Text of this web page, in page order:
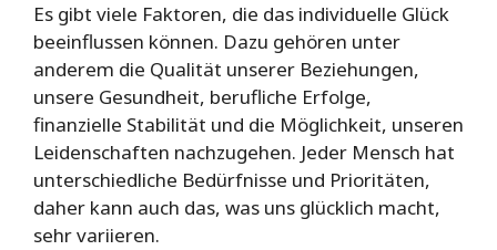
Es gibt viele Faktoren, die das individuelle Glück
beeinflussen können. Dazu gehören unter
anderem die Qualität unserer Beziehungen,
unsere Gesundheit, berufliche Erfolge,
finanzielle Stabilität und die Möglichkeit, unseren
Leidenschaften nachzugehen. Jeder Mensch hat
unterschiedliche Bedürfnisse und Prioritäten,
daher kann auch das, was uns glücklich macht,
sehr variieren.